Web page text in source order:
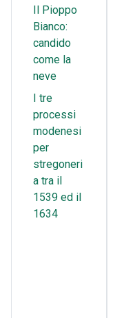
Il Pioppo
Bianco:
candido
come la
neve
I tre
processi
modenesi
per
stregoneri
a tra il
1539 ed il
1634